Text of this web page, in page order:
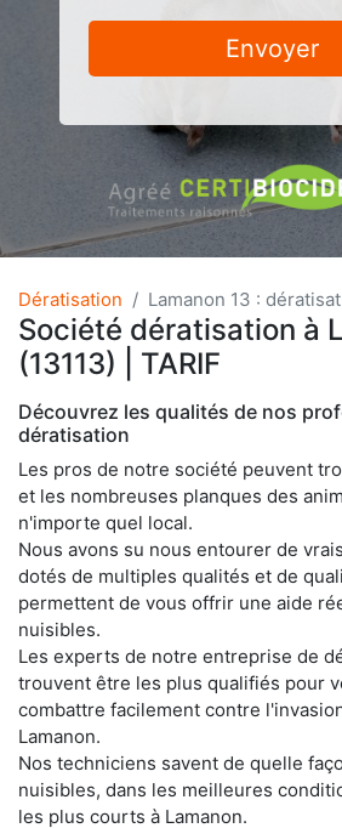
Envoyer
Dératisation Lamanon 13 :
Société dératisation à
(13113) | TARIF
Découvrez les qualités de nos
dératisation
Les pros de notre société peuvent
et les nombreuses planques des
n'importe quel local.
Nous avons su nous entourer de
dotés de multiples qualités et de
permettent de vous offrir une aide
nuisibles.
Les experts de notre entreprise de
trouvent être les plus qualifiés pour
combattre facilement contre
Lamanon.
Nos techniciens savent de quelle
nuisibles, dans les meilleures
les plus courts à Lamanon.